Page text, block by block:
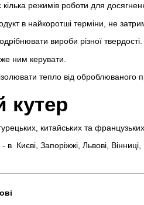
кілька режимів роботи для
в найкоротші терміни, не
вироби різної твердості.
ним керувати.
тепло від оброблюваного
кутер
китайських та
- в Києві, Запоріжжі, Львові,